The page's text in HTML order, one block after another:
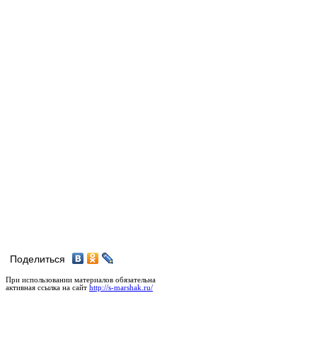
Поделиться
При использовании материалов обязательна
активная ссылка на сайт http://s-marshak.ru/